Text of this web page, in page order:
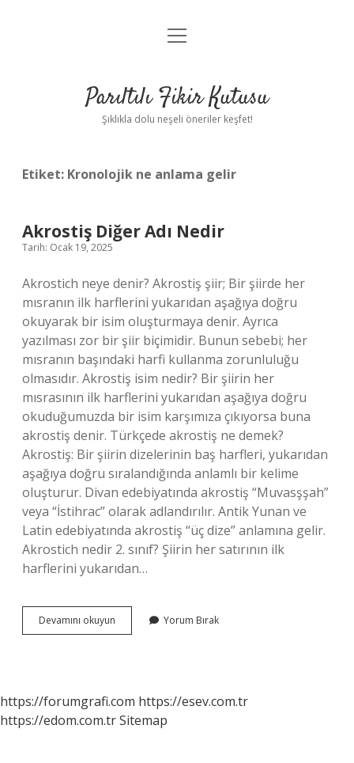
Anasayfa
Yasal Uyarı
menüyü
Parıltılı Fikir Kutusu
Şıklıkla dolu neşeli öneriler keşfet!
Etiket: Kronolojik ne anlama gelir
Akrostiş Diğer Adı Nedir
Tarih: Ocak 19, 2025
Akrostich neye denir? Akrostiş şiir; Bir şiirde her
mısranın ilk harflerini yukarıdan aşağıya doğru
okuyarak bir isim oluşturmaya denir. Ayrıca
yazılması zor bir şiir biçimidir. Bunun sebebi; her
mısranın başındaki harfi kullanma zorunluluğu
olmasıdır. Akrostiş isim nedir? Bir şiirin her
mısrasının ilk harflerini yukarıdan aşağıya doğru
okuduğumuzda bir isim karşımıza çıkıyorsa buna
akrostiş denir. Türkçede akrostiş ne demek?
Akrostiş: Bir şiirin dizelerinin baş harfleri, yukarıdan
aşağıya doğru sıralandığında anlamlı bir kelime
oluşturur. Divan edebiyatında akrostiş “Muvasşşah”
veya “İstihrac” olarak adlandırılır. Antik Yunan ve
Latin edebiyatında akrostiş “üç dize” anlamına gelir.
Akrostich nedir 2. sınıf? Şiirin her satırının ilk
harflerini yukarıdan…
Devamını okuyun Akrostiş
Diğer
Yorum Bırak
https://forumgrafi.com https://esev.com.tr
https://edom.com.trSitemap